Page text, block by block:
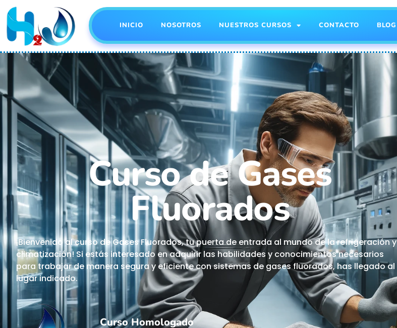
INICIO NOSOTROS NUESTROS CURSOS CONTACTO BLOG
Curso de Gases
Fluorados
¡Bienvenido al curso de Gases Fluorados, tu puerta de entrada al mundo de la refrigeración y
climatización! Si estás interesado en adquirir las habilidades y conocimientos necesarios
para trabajar de manera segura y eficiente con sistemas de gases fluorados, has llegado al
lugar indicado.
Curso Homologado